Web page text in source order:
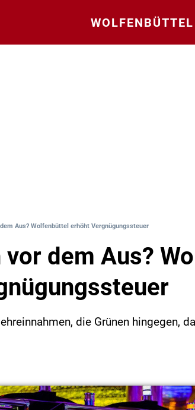
WOLFENBÜTTEL
Aus? Wolfenbüttel erhöht Vergnügungssteuer
dem Aus?
die Grünen hingegen,